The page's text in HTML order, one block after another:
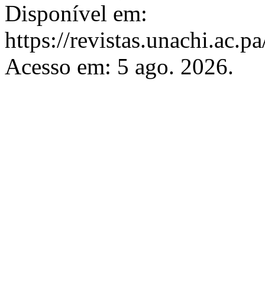
Disponível em:
https://
Acesso em: 5 ago. 2026.